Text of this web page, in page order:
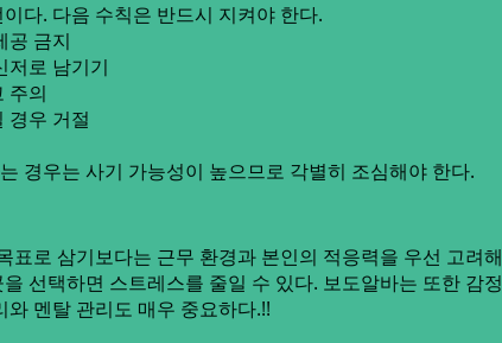
다. 다음 수칙은 반드시 지켜야 한다.
공 금지
저로 남기기
주의
경우 거절
경우는 사기 가능성이 높으므로 각별히 조심해야 한다.
로 삼기보다는 근무 환경과 본인의 적응력을 우선 고려해
선택하면 스트레스를 줄일 수 있다. 보도알바는 또한 감정
멘탈 관리도 매우 중요하다.!!